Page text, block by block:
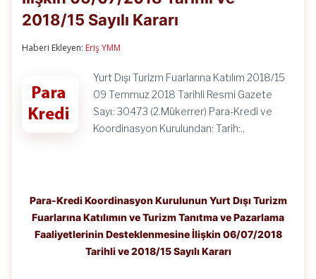
ve
Pazarlama
Tarihli
ve
Sayılı
Kararı
2018/15 Sayılı Kararı
Haberi Ekleyen: Eriş YMM
Yurt Dışı Turizm Fuarlarına Katılım 2018/15
09 Temmuz 2018 Tarihli Resmi Gazete
Sayı: 30473 (2.Mükerrer) Para-Kredi ve
Koordinasyon Kurulundan: Tarih:..
Para-Kredi Koordinasyon Kurulunun Yurt Dışı Turizm
Fuarlarına Katılımın ve Turizm Tanıtma ve Pazarlama
Faaliyetlerinin Desteklenmesine İlişkin 06/07/2018
Tarihli ve 2018/15 Sayılı Kararı